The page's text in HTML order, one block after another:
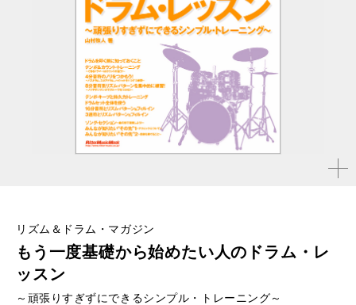
拡大す
リズム＆ドラム・マガジン
もう一度基礎から始めたい人のドラム・レ
ッスン
～頑張りすぎずにできるシンプル・トレーニング～